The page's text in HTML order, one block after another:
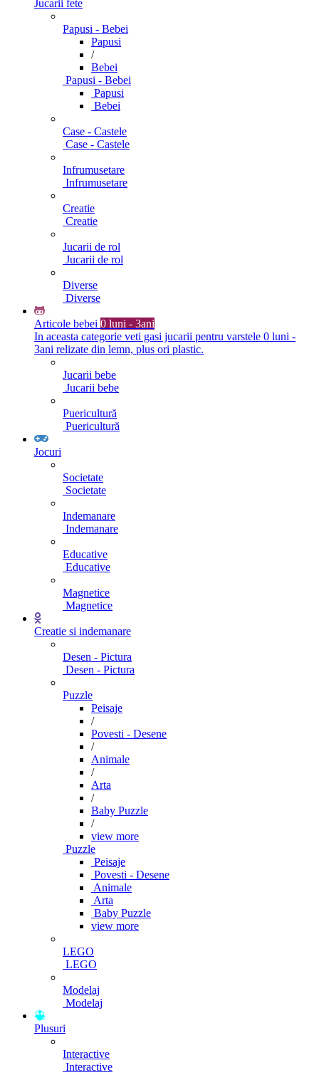
Jucarii fete
Papusi - Bebei
Papusi
/
Bebei
Papusi - Bebei
Papusi
Bebei
Case - Castele
Case - Castele
Infrumusetare
Infrumusetare
Creatie
Creatie
Jucarii de rol
Jucarii de rol
Diverse
Diverse
Articole bebei 0 luni - 3ani
In aceasta categorie veti gasi jucarii pentru varstele 0 luni -
3ani relizate din lemn, plus ori plastic.
Jucarii bebe
Jucarii bebe
Puericultură
Puericultură
Jocuri
Societate
Societate
Indemanare
Indemanare
Educative
Educative
Magnetice
Magnetice
Creatie si indemanare
Desen - Pictura
Desen - Pictura
Puzzle
Peisaje
/
Povesti - Desene
/
Animale
/
Arta
/
Baby Puzzle
/
view more
Puzzle
Peisaje
Povesti - Desene
Animale
Arta
Baby Puzzle
view more
LEGO
LEGO
Modelaj
Modelaj
Plusuri
Interactive
Interactive